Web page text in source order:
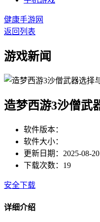
健康手游网
返回列表
游戏新闻
造梦西游3沙僧武
软件版本：
软件大小：
更新日期：2025-08-20
下载次数：19
安全下载
详细介绍